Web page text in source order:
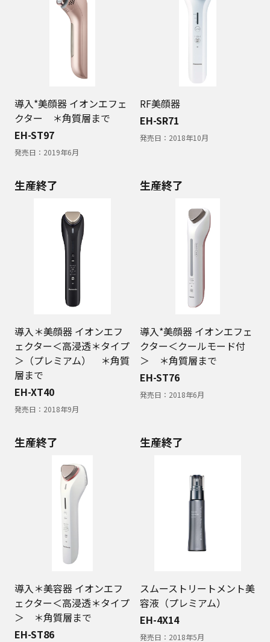
導入*美顔器 イオンエフェ
クター ＊角質層まで
EH-ST97
発売日： 2019年6月
RF美顔器
EH-SR71
発売日： 2018年10月
生産終了
導入＊美顔器 イオンエフ
ェクター＜高浸透＊タイプ
＞（プレミアム） ＊角質
層まで
EH-XT40
発売日： 2018年9月
生産終了
導入*美顔器 イオンエフェ
クター＜クールモード付
＞ ＊角質層まで
EH-ST76
発売日： 2018年6月
生産終了
導入＊美容器 イオンエフ
ェクター＜高浸透＊タイプ
＞ ＊角質層まで
EH-ST86
生産終了
スムーストリートメント美
容液（プレミアム）
EH-4X14
発売日： 2018年5月